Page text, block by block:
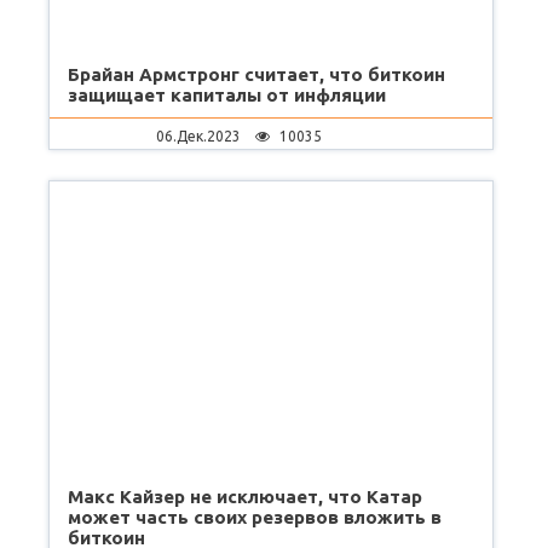
Брайан Армстронг считает, что биткоин
защищает капиталы от инфляции
06.Дек.2023 10035
Макс Кайзер не исключает, что Катар
может часть своих резервов вложить в
биткоин